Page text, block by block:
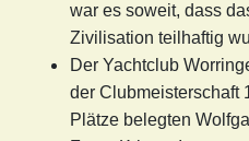
war es soweit, dass
Zivilisation teilhaftig
Der Yachtclub
der Clubmeisterschaft
Plätze belegten